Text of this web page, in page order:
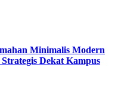
Minimalis Modern
Dekat Kampus